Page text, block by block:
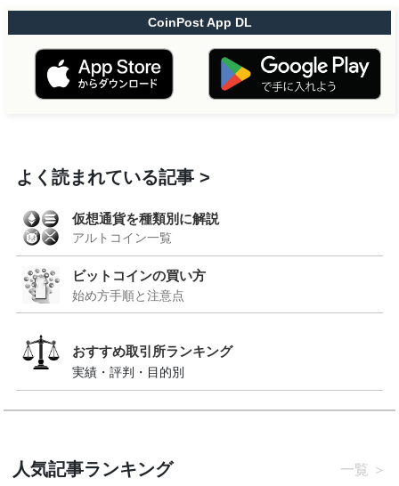
CoinPost App DL
よく読まれている記事
仮想通貨を種類別に解説
アルトコイン一覧
ビットコインの買い方
始め方手順と注意点
おすすめ取引所ランキング
実績・評判・目的別
人気記事ランキング 一覧